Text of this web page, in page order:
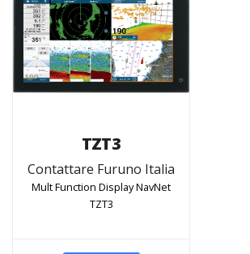
TZT3
Contattare Furuno Italia
Mult Function Display NavNet
TZT3